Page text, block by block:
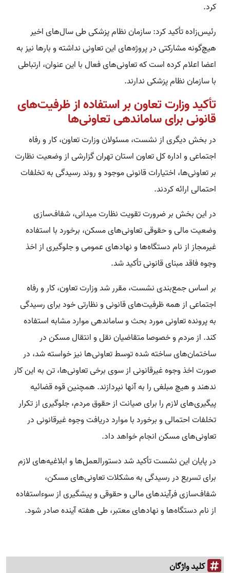
کرد.
رئیس‌زاده تأکید کرد: سازمان نظام پزشکی طی سال‌های اخیر
هیچ‌گونه مشارکتی در پروژه‌های این تعاونی نداشته و بارها نیز به
اعضا اعلام کرده است که تعاونی‌های فعال با این عنوان، ارتباطی
با سازمان نظام پزشکی ندارند.
تأکید وزارت تعاون بر استفاده از ظرفیت‌های
قانونی برای ساماندهی تعاونی‌ها
در بخش دیگری از نشست، مسئولان وزارت تعاون، کار و رفاه
اجتماعی و اداره کل تعاون استان تهران گزارشی از وضعیت نظارت
بر تعاونی‌ها، اختیارات قانونی موجود و روند رسیدگی به تخلفات
احتمالی ارائه کردند.
در این بخش بر ضرورت تقویت نظارت میدانی، شفاف‌سازی
وضعیت مالی و حقوقی تعاونی‌های مسکن، برخورد با استفاده
غیرمجاز از نام دستگاه‌ها و نهادهای عمومی و جلوگیری از اخذ
وجوه فاقد مبنای قانونی تأکید شد.
بر اساس جمع‌بندی نشست، مقرر شد وزارت تعاون، کار و رفاه
اجتماعی از همه ظرفیت‌های قانونی و نظارتی خود برای رسیدگی
به پرونده تعاونی مورد بحث و ساماندهی موارد مشابه استفاده
کند. از مردم و خصوصا متقاضیان نقل و انتقال مسکن در
ساختمان‌های ساخته شده توسط تعاونی‌ها نیز خواسته شد، در
صورت اخذ وجوه غیرقانونی از سوی برخی تعاونی‌ها، تن به این کار
ندهند و هیچ مبلغی را به آنها نپردازند. همچنین قوه قضائیه
پیگیری‌های لازم را برای صیانت از حقوق مردم، جلوگیری از تکرار
تخلفات احتمالی و برخورد با موارد دریافت وجوه غیرقانونی در
تعاونی‌های مسکن انجام خواهد داد.
در پایان این نشست تأکید شد دستورالعمل‌ها و ابلاغیه‌های لازم
برای تسریع در رسیدگی به مشکلات تعاونی‌های مسکن،
شفاف‌سازی فرآیندهای مالی و حقوقی و پیشگیری از سوءاستفاده
از نام دستگاه‌ها و نهادهای معتبر، طی هفته آینده صادر شود.
کلید واژگان